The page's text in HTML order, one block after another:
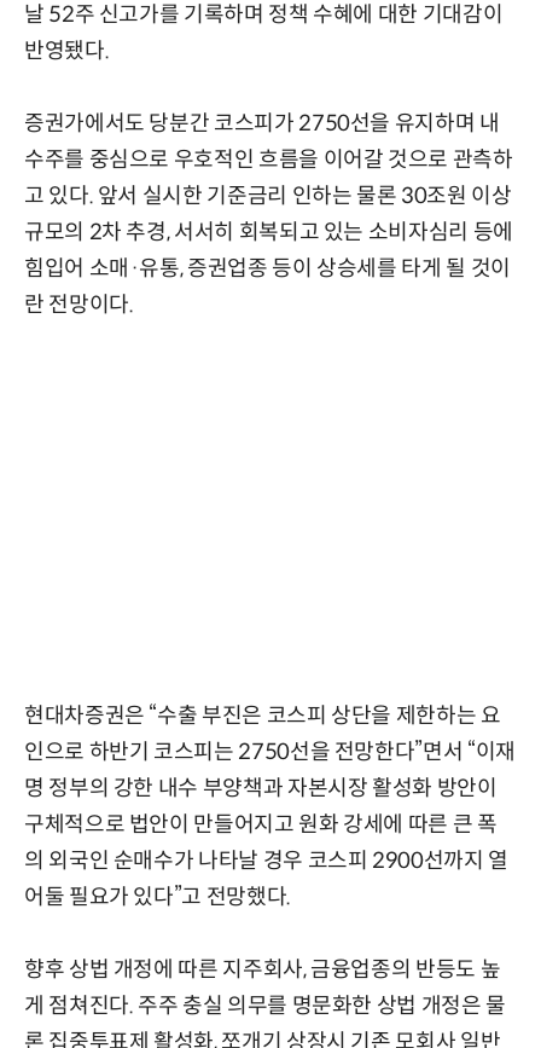
날 52주 신고가를 기록하며 정책 수혜에 대한 기대감이
반영됐다.
증권가에서도 당분간 코스피가 2750선을 유지하며 내
수주를 중심으로 우호적인 흐름을 이어갈 것으로 관측하
고 있다. 앞서 실시한 기준금리 인하는 물론 30조원 이상
규모의 2차 추경, 서서히 회복되고 있는 소비자심리 등에
힘입어 소매·유통, 증권업종 등이 상승세를 타게 될 것이
란 전망이다.
현대차증권은 “수출 부진은 코스피 상단을 제한하는 요
인으로 하반기 코스피는 2750선을 전망한다”면서 “이재
명 정부의 강한 내수 부양책과 자본시장 활성화 방안이
구체적으로 법안이 만들어지고 원화 강세에 따른 큰 폭
의 외국인 순매수가 나타날 경우 코스피 2900선까지 열
어둘 필요가 있다”고 전망했다.
향후 상법 개정에 따른 지주회사, 금융업종의 반등도 높
게 점쳐진다. 주주 충실 의무를 명문화한 상법 개정은 물
론 집중투표제 활성화, 쪼개기 상장시 기존 모회사 일반